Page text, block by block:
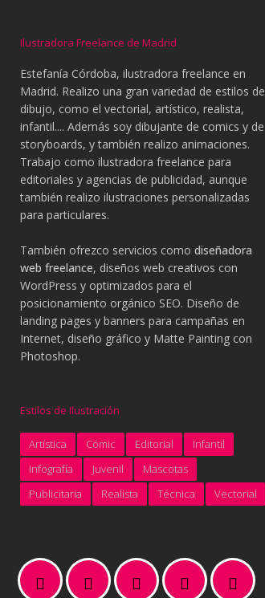
Ilustradora Freelance de Madrid
Estefanía Córdoba, ilustradora freelance en
Madrid. Realizo una gran variedad de estilos de
dibujo, como el vectorial, artístico, realista,
infantil.... Además soy dibujante de comics y de
storyboards, y también realizo animaciones.
Trabajo como ilustradora freelance para
editoriales y agencias de publicidad, aunque
también realizo ilustraciones personalizadas
para particulares.
También ofrezco servicios como diseñadora
web freelance, diseños web creativos con
WordPress y optimizados para el
posicionamiento orgánico SEO. Diseño de
landing pages y banners para campañas en
Internet, diseño gráfico y Matte Painting con
Photoshop.
Estilos de Ilustración
Artística Cómic Editorial
Infantil
Infografía
Juvenil
Mascotas
Publicitaria
Realista Técnica Vectorial